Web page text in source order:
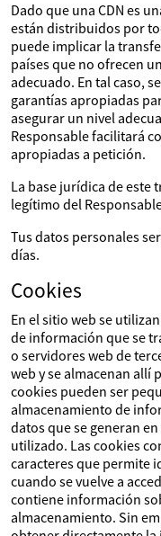
Dado que una CDN es
están distribuidos por
puede implicar la
países que no ofrecen
adecuado. En tal caso,
garantías apropiadas
asegurar un nivel
Responsable facilitará
apropiadas a petición.
La base jurídica de este
legítimo del
Tus datos personales
días.
Cookies
En el sitio web se
de información que se
o servidores web de
web y se almacenan allí
cookies pueden ser
almacenamiento de
datos que se generan
utilizado. Las cookies
caracteres que permite
cuando se vuelve a
contiene información
almacenamiento. Sin